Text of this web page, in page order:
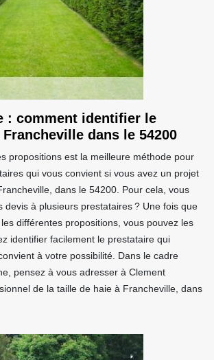
: comment identifier le
dans le 54200
propositions est la meilleure méthode pour
qui vous convient si vous avez un projet
dans le 54200. Pour cela, vous
devis à plusieurs prestataires ? Une fois que
différentes propositions, vous pouvez les
identifier facilement le prestataire qui
à votre possibilité. Dans le cadre
pensez à vous adresser à Clement
de la taille de haie à Francheville, dans